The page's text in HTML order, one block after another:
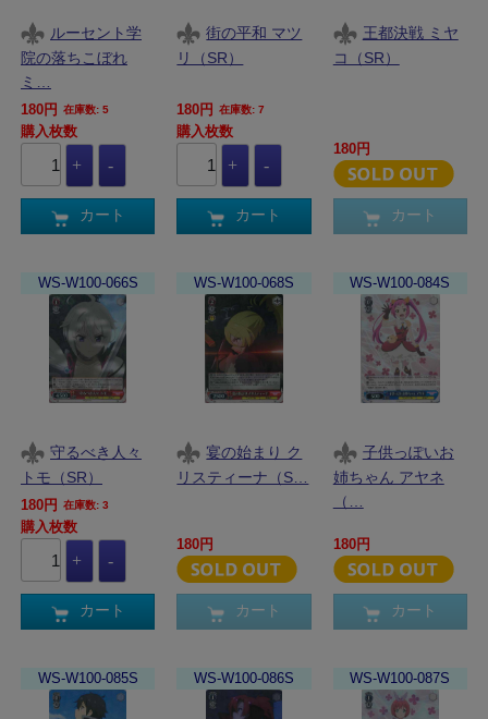
ルーセント学
院の落ちこぼれ
ミ…
180円 在庫数: 5
購入枚数
カート
街の平和 マツ
リ（SR）
180円 在庫数: 7
購入枚数
カート
王都決戦 ミヤ
コ（SR）
180円
カート
WS-W100-066S
守るべき人々
トモ（SR）
180円 在庫数: 3
購入枚数
カート
WS-W100-068S
宴の始まり ク
リスティーナ（S…
180円
カート
WS-W100-084S
子供っぽいお
姉ちゃん アヤネ
（…
180円
カート
WS-W100-085S WS-W100-086S WS-W100-087S